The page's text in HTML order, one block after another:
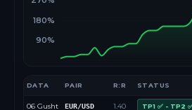
90%
180%
DATA PAIR R:R STATUS
06 Gusht EUR/USD 1.40 TP1 ✅ - TP2